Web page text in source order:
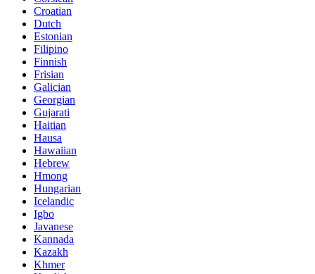
Croatian
Dutch
Estonian
Filipino
Finnish
Frisian
Galician
Georgian
Gujarati
Haitian
Hausa
Hawaiian
Hebrew
Hmong
Hungarian
Icelandic
Igbo
Javanese
Kannada
Kazakh
Khmer